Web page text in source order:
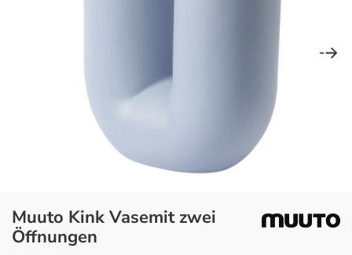
Muuto Kink Vasemit zwei
Öffnungen